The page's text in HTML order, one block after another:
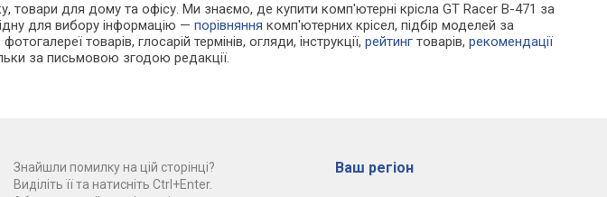
товари для дому та офісу. Ми знаємо, де купити комп'ютерні крісла GT Racer B-471 за
для вибору інформацію —порівняння комп'ютерних крісел, підбір моделей за
товарів, глосарій термінів, огляди, інструкції,рейтинг товарів,рекомендації
за письмовою згодою редакції.
Знайшли помилку на цій сторінці?
Виділіть її та натисніть Ctrl+Enter.
Ваш регіон